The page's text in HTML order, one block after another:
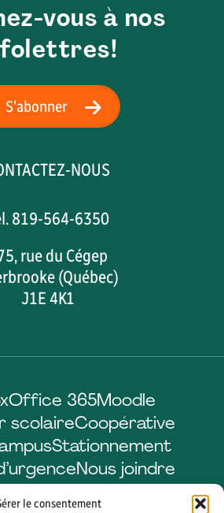
le consentement
vous à nos
S'abonner
NOUS
819-564-6350
rue du Cégep
(Québec)
J1E 4K1
Office 365Moodle
scolaireCoopérative
Stationnement
Nous joindre